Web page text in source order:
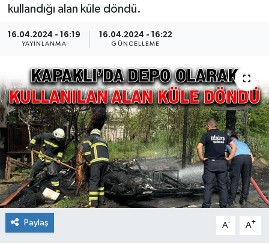
kullandığı alan küle döndü.
16.04.2024 - 16:19
YAYINLANMA
16.04.2024 - 16:22
GÜNCELLEME
Paylaş A- A+
Ekonomi
Sağlık
Teknoloji
Yaşam
Haber Arşivi